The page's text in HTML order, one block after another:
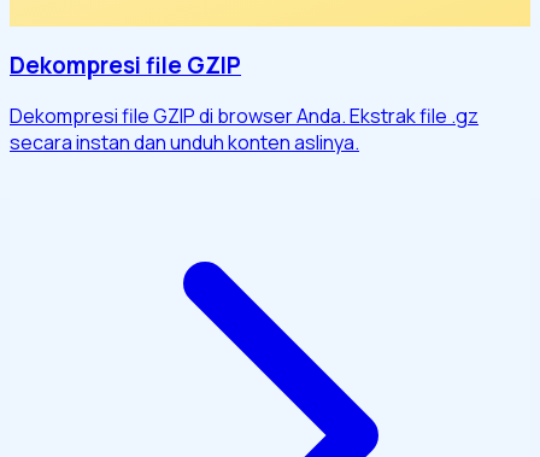
Dekompresi file GZIP
Dekompresi file GZIP di browser Anda. Ekstrak file .gz
secara instan dan unduh konten aslinya.